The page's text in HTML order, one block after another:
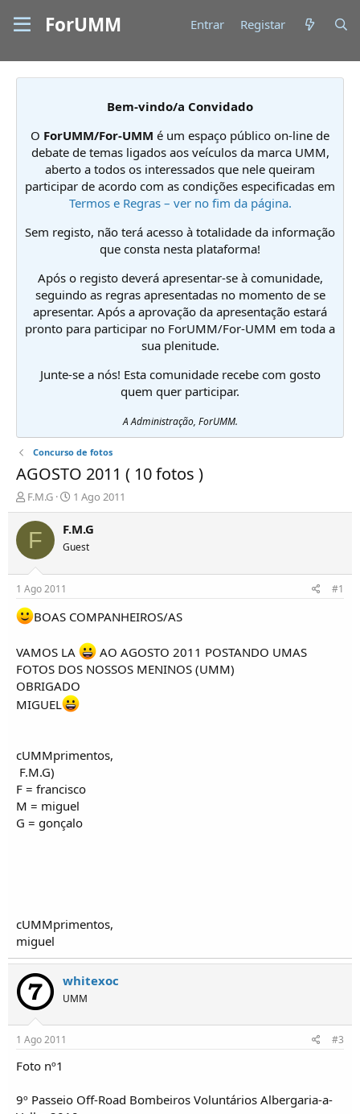
ForUMM Entrar Registar
Bem-vindo/a Convidado
O ForUMM/For-UMM é um espaço público on-line de
debate de temas ligados aos veículos da marca UMM,
aberto a todos os interessados que nele queiram
participar de acordo com as condições especificadas em
Termos e Regras – ver no fim da página.
Sem registo, não terá acesso à totalidade da informação
que consta nesta plataforma!
Após o registo deverá apresentar-se à comunidade,
seguindo as regras apresentadas no momento de se
apresentar. Após a aprovação da apresentação estará
pronto para participar no ForUMM/For-UMM em toda a
sua plenitude.
Junte-se a nós! Esta comunidade recebe com gosto
quem quer participar.
A Administração, ForUMM.
Concurso de fotos
AGOSTO 2011 ( 10 fotos )
I
n
i
i
d
o
r
d
T
ó
p
i
c
F.M.G
D
a
t
d
í
c
o
1 Ago 2011
F F.M.G
Guest
1 Ago 2011 #1
BOAS COMPANHEIROS/AS
VAMOS LA
AO AGOSTO 2011 POSTANDO UMAS
FOTOS DOS NOSSOS MENINOS (UMM)
OBRIGADO
MIGUEL
cUMMprimentos,
F.M.G)
F = francisco
M = miguel
G = gonçalo
cUMMprimentos,
miguel
whitexoc
UMM
1 Ago 2011 #3
Foto nº1
9º Passeio Off-Road Bombeiros Voluntários Albergaria-a-